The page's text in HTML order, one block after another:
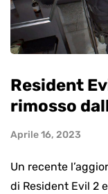
Resident
rimosso
Aprile 16, 2023
Un recente
di Resident Evil 2